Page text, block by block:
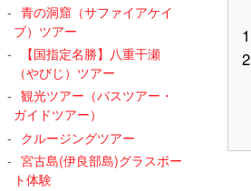
青の洞窟（サファイアケイ
ブ）ツアー
【国指定名勝】八重干瀬
（やびじ）ツアー
観光ツアー（バスツアー・
ガイドツアー）
クルージングツアー
宮古島(伊良部島)グラスボー
ト体験